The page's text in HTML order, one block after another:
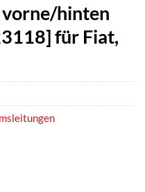
hinten
für Fiat,